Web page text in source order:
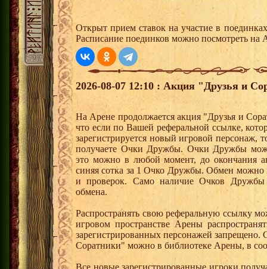
Открыт прием ставок на участие в
Расписание поединков можно посмотреть на
2026-08-07 12:10 : Акция "Друзья и
На Арене продолжается акция "Друзья и
что если по Вашей реферальной ссылке,
зарегистрируется новый игровой
получаете Очки Дружбы. Очки Дружбы
это можно в любой момент, до окончания
синяя сотка за 1 Очко Дружбы. Обмен можно
и проверок. Само наличие Очков Дружбы
обмена.
Распространять свою реферальную ссылку
игровом пространстве Арены
зарегистрированных персонажей
Соратники" можно в библиотеке Арены, в
Все новые зарегистрированные игроки